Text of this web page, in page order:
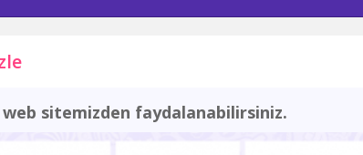
sitemizden faydalanabilirsiniz.